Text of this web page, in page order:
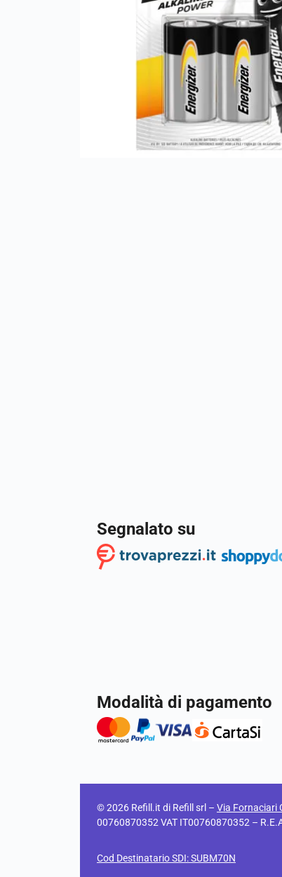
Segnalato su
Modalità di pagamento
© 2026 Refill.it di Refill srl – Via Fornaciari
00760870352 VAT IT00760870352 –
Cod Destinatario SDI: SUBM70N